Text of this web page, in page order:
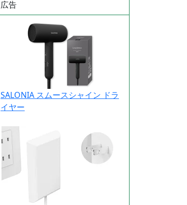
広告
SALONIA スムースシャイン ドラ
イヤー